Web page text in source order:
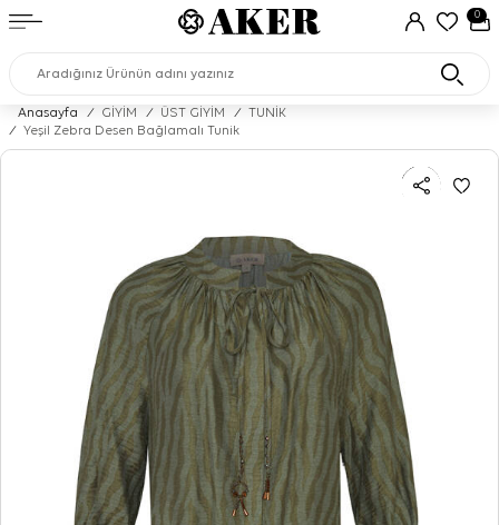
0
Anasayfa / GİYİM / ÜST GİYİM /
TUNİK
/
Yeşil Zebra Desen Bağlamalı Tunik